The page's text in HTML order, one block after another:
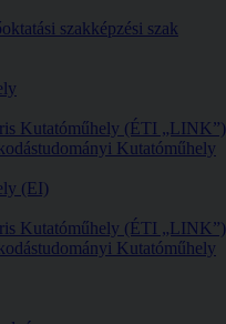
szakképzési szak
Kutatóműhely (ÉTI „LINK”)
Kutatóműhely
(EI)
Kutatóműhely (ÉTI „LINK”)
Kutatóműhely